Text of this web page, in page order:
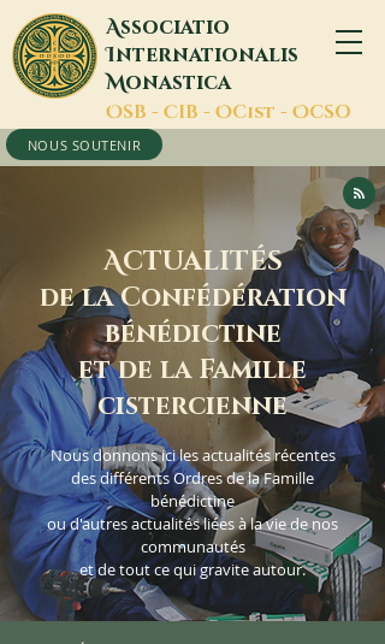
Associatio
Internationalis
Monastica
OSB - CIB - OCist - OCSO
NOUS SOUTENIR
ACTUALITÉS
de la Confédération
bénédictine
et de la Famille
cistercienne
Nous donnons ici les actualités récentes
des différents Ordres de la Famille
bénédictine
ou d'autres actualités liées à la vie de nos
communautés
et de tout ce qui gravite autour.